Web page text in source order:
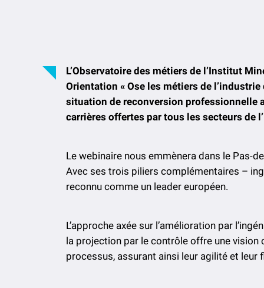
L’Observatoire des métiers de l’Institut
Orientation « Ose les métiers de
situation de reconversion professionnelle
carrières offertes par tous les secteurs de
Le webinaire nous emmènera dans le Pas-
Avec ses trois piliers complémentaires –
reconnu comme un leader européen.
L’approche axée sur l’amélioration par
la projection par le contrôle offre une vision
processus, assurant ainsi leur agilité et leur